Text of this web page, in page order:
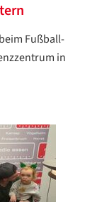
Fußball-
in